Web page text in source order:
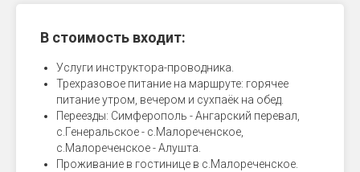
В стоимость входит:
Услуги инструктора-проводника.
Трехразовое питание на маршруте: горячее
питание утром, вечером и сухпаёк на обед.
Переезды: Симферополь - Ангарский перевал,
с.Генеральское - с.Малореченское,
с.Малореченское - Алушта.
Проживание в гостинице в с.Малореченское.